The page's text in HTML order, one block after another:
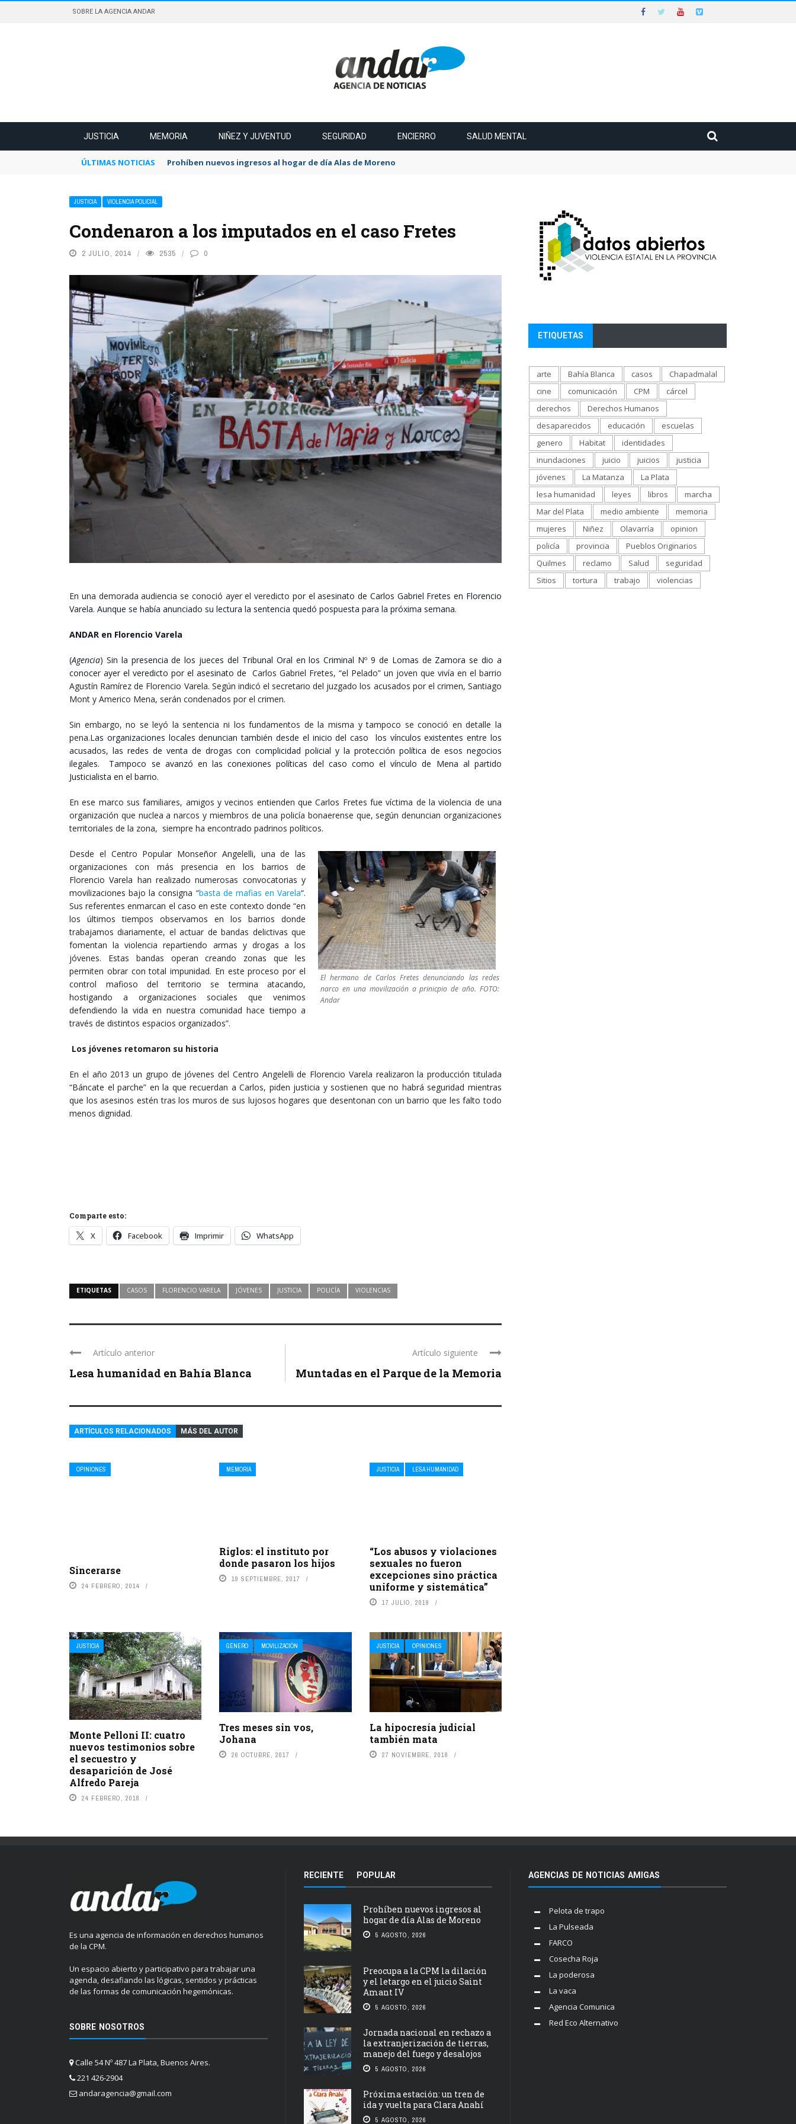
SOBRE LA AGENCIA ANDAR
JUSTICIA MEMORIA NIÑEZ Y JUVENTUD SEGURIDAD ENCIERRO SALUD MENTAL
ÚLTIMAS NOTICIAS Prohíben nuevos ingresos al hogar de día Alas de Moreno
JUSTICIA VIOLENCIA POLICIAL
Condenaron a los imputados en el caso Fretes
2 JULIO, 2014 2535 0
En una demorada audiencia se conoció ayer el veredicto por el asesinato de Carlos Gabriel Fretes en Florencio
Varela. Aunque se había anunciado su lectura la sentencia quedó pospuesta para la próxima semana.
ANDAR en Florencio Varela
(Agencia) Sin la presencia de los jueces del Tribunal Oral en los Criminal Nº 9 de Lomas de Zamora se dio a
conocer ayer el veredicto por el asesinato de Carlos Gabriel Fretes, “el Pelado” un joven que vivía en el barrio
Agustín Ramírez de Florencio Varela. Según indicó el secretario del juzgado los acusados por el crimen, Santiago
Mont y Americo Mena, serán condenados por el crimen.
Sin embargo, no se leyó la sentencia ni los fundamentos de la misma y tampoco se conoció en detalle la
pena.Las organizaciones locales denuncian también desde el inicio del caso los vínculos existentes entre los
acusados, las redes de venta de drogas con complicidad policial y la protección política de esos negocios
ilegales. Tampoco se avanzó en las conexiones políticas del caso como el vínculo de Mena al partido
Justicialista en el barrio.
En ese marco sus familiares, amigos y vecinos entienden que Carlos Fretes fue víctima de la violencia de una
organización que nuclea a narcos y miembros de una policía bonaerense que, según denuncian organizaciones
territoriales de la zona, siempre ha encontrado padrinos políticos.
El hermano de Carlos Fretes denunciando las redes
narco en una movilización a prinicpio de año. FOTO:
Andar
Desde el Centro Popular Monseñor Angelelli, una de las
organizaciones con más presencia en los barrios de
Florencio Varela han realizado numerosas convocatorias y
movilizaciones bajo la consigna “basta de mafias en Varela“.
Sus referentes enmarcan el caso en este contexto donde “en
los últimos tiempos observamos en los barrios donde
trabajamos diariamente, el actuar de bandas delictivas que
fomentan la violencia repartiendo armas y drogas a los
jóvenes. Estas bandas operan creando zonas que les
permiten obrar con total impunidad. En este proceso por el
control mafioso del territorio se termina atacando,
hostigando a organizaciones sociales que venimos
defendiendo la vida en nuestra comunidad hace tiempo a
través de distintos espacios organizados”.
Los jóvenes retomaron su historia
En el año 2013 un grupo de jóvenes del Centro Angelelli de Florencio Varela realizaron la producción titulada
“Báncate el parche” en la que recuerdan a Carlos, piden justicia y sostienen que no habrá seguridad mientras
que los asesinos estén tras los muros de sus lujosos hogares que desentonan con un barrio que les falto todo
menos dignidad.
Comparte esto:
X Facebook Imprimir WhatsApp
ETIQUETAS CASOS FLORENCIO VARELA JÓVENES JUSTICIA POLICÍA VIOLENCIAS
Artículo anterior
Lesa humanidad en Bahía Blanca
Artículo siguiente
Muntadas en el Parque de la Memoria
ARTÍCULOS RELACIONADOS MÁS DEL AUTOR
OPINIONES
Sincerarse
24 FEBRERO, 2014
MEMORIA
Riglos: el instituto por
donde pasaron los hijos
19 SEPTIEMBRE, 2017
JUSTICIA LESA HUMANIDAD
“Los abusos y violaciones
sexuales no fueron
excepciones sino práctica
uniforme y sistemática”
17 JULIO, 2019
JUSTICIA
Monte Pelloni II: cuatro
nuevos testimonios sobre
el secuestro y
desaparición de José
Alfredo Pareja
24 FEBRERO, 2018
GÉNERO MOVILIZACIÓN
Tres meses sin vos,
Johana
26 OCTUBRE, 2017
JUSTICIA OPINIONES
La hipocresía judicial
también mata
27 NOVIEMBRE, 2018
ETIQUETAS
arte Bahía Blanca casos
Chapadmalal
cine
comunicación CPM
cárcel
derechos
Derechos Humanos
desaparecidos
educación
escuelas
genero
Habitat
identidades
inundaciones
juicio juicios
justicia
jóvenes
La Matanza
La Plata
lesa humanidad
leyes libros
marcha
Mar del Plata
medio ambiente
memoria
mujeres
Niñez Olavarría
opinion
policía
provincia
Pueblos Originarios
Quilmes
reclamo Salud
seguridad
Sitios
tortura trabajo violencias
Es una agencia de información en derechos humanos
de la CPM.
Un espacio abierto y participativo para trabajar una
agenda, desafiando las lógicas, sentidos y prácticas
de las formas de comunicación hegemónicas.
SOBRE NOSOTROS
Calle 54 Nº 487 La Plata, Buenos Aires.
221 426-2904
andaragencia@gmail.com
RECIENTE POPULAR
Prohíben nuevos ingresos al
hogar de día Alas de Moreno
5 AGOSTO, 2026
Preocupa a la CPM la dilación
y el letargo en el juicio Saint
Amant IV
5 AGOSTO, 2026
Jornada nacional en rechazo a
la extranjerización de tierras,
manejo del fuego y desalojos
5 AGOSTO, 2026
Próxima estación: un tren de
ida y vuelta para Clara Anahí
5 AGOSTO, 2026
AGENCIAS DE NOTICIAS AMIGAS
Pelota de trapo
La Pulseada
FARCO
Cosecha Roja
La poderosa
La vaca
Agencia Comunica
Red Eco Alternativo